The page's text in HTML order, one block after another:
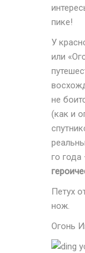
пике!
У
или
не
(как и
го
Петух
нож.
Огонь